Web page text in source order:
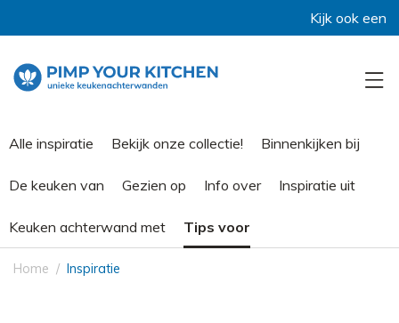
Kijk ook eens
Alle inspiratie Bekijk onze collectie! Binnenkijken bij
De keuken van Gezien op Info over Inspiratie uit
Keuken achterwand met Tips voor
Home Inspiratie